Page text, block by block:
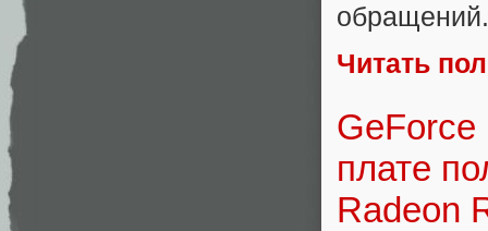
обращений.
Читать
GeForce
плате
Radeon